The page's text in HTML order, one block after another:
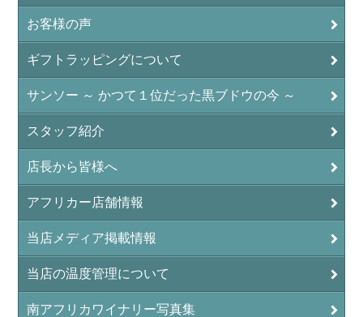
お客様の声
ギフトラッピングについて
サンソー ～ かつて１位だった黒ブドウの今 ～
スタッフ紹介
店長から皆様へ
アフリカー店舗情報
当店メディア掲載情報
当店の温度管理について
南アフリカワイナリー写真集